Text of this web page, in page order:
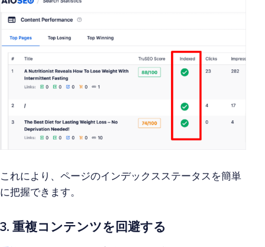
これにより、ページのインデックスステータスを簡単
に把握できます。
3. 重複コンテンツを回避する